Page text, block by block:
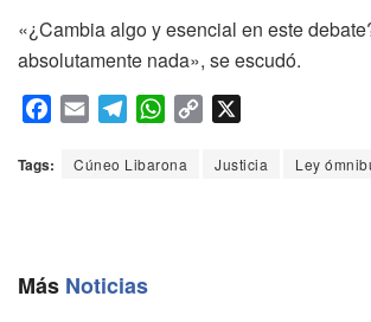
«¿Cambia algo y esencial en este
absolutamente nada», se escudó.
c
o
a
l
a
W
a
Tags: Cúneo Libarona Justicia Ley
Más Noticias